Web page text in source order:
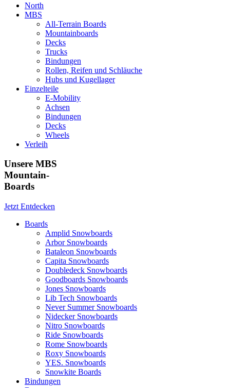
North
MBS
All-Terrain Boards
Mountainboards
Decks
Trucks
Bindungen
Rollen, Reifen und Schläuche
Hubs und Kugellager
Einzelteile
E-Mobility
Achsen
Bindungen
Decks
Wheels
Verleih
Unsere MBS
Mountain-
Boards
Jetzt Entdecken
Boards
Amplid Snowboards
Arbor Snowboards
Bataleon Snowboards
Capita Snowboards
Doubledeck Snowboards
Goodboards Snowboards
Jones Snowboards
Lib Tech Snowboards
Never Summer Snowboards
Nidecker Snowboards
Nitro Snowboards
Ride Snowboards
Rome Snowboards
Roxy Snowboards
YES. Snowboards
Snowkite Boards
Bindungen